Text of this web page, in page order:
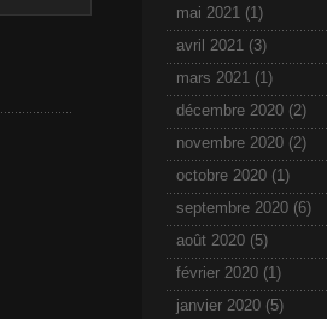
mai 2021 (1)
avril 2021 (3)
mars 2021 (1)
décembre 2020 (2)
novembre 2020 (2)
octobre 2020 (1)
septembre 2020 (6)
août 2020 (5)
février 2020 (1)
janvier 2020 (5)